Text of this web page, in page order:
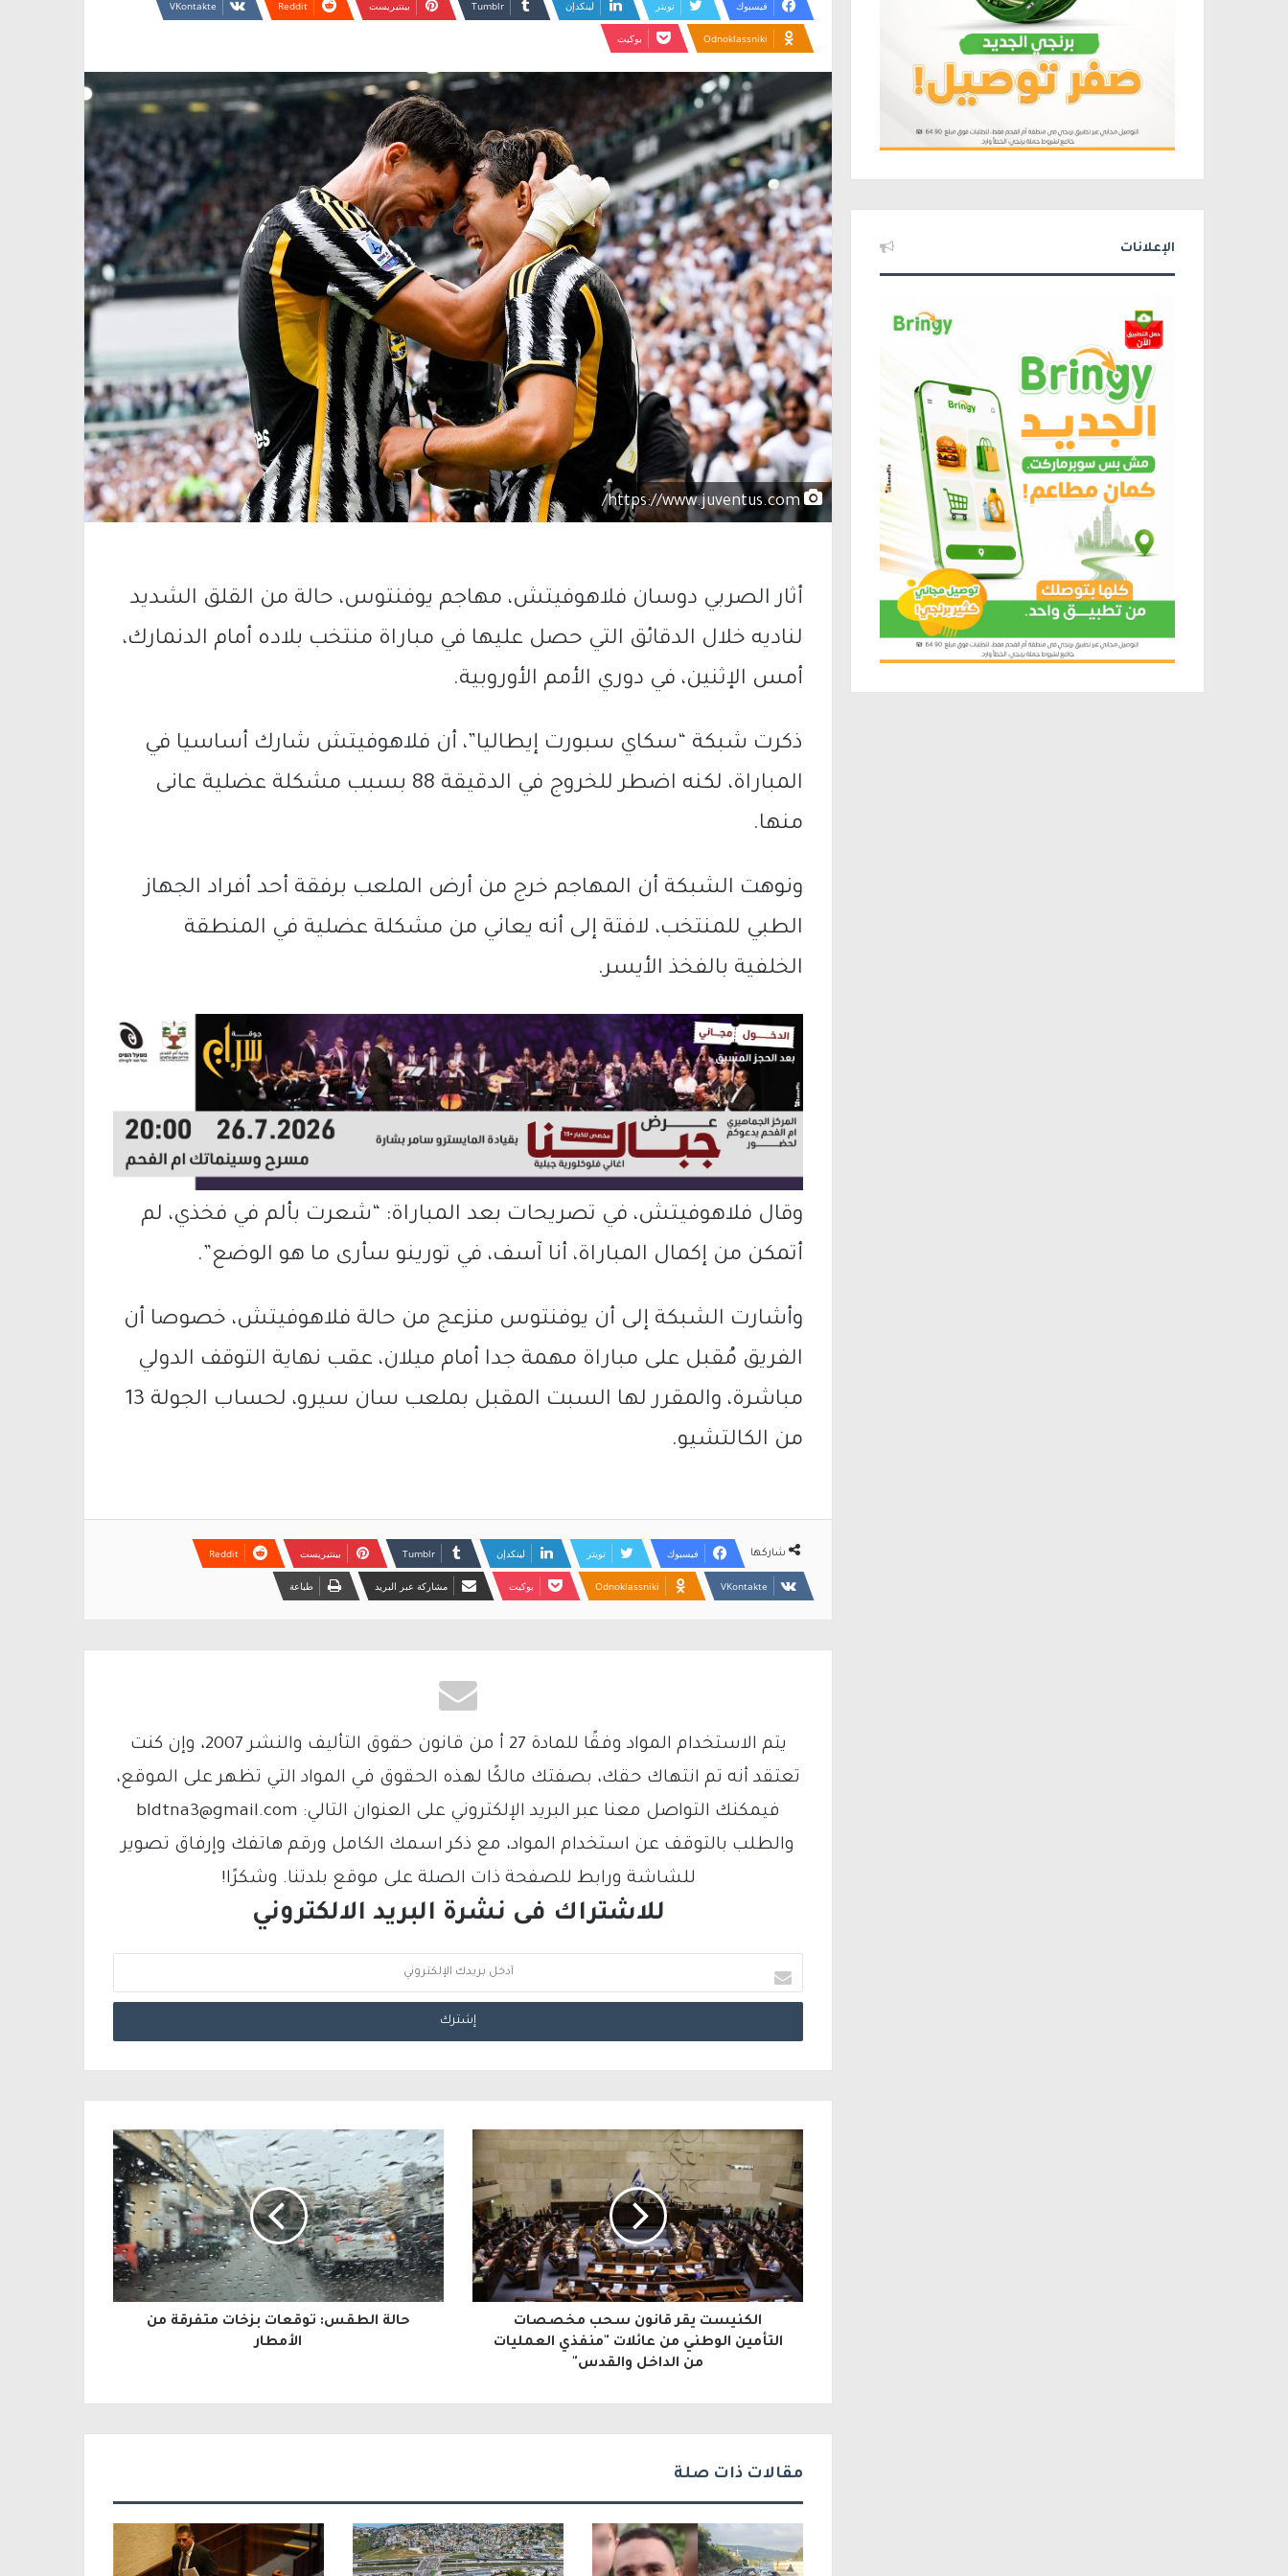
فيسبوك تويتر لينكدإن بينتيريست
Odnoklassniki بوكيت
https://www.juventus.com/
أثار الصربي دوسان فلاهوفيتش، مهاجم يوفنتوس، حالة من القلق الشديد
لناديه خلال الدقائق التي حصل عليها في مباراة منتخب بلاده أمام الدنمارك،
أمس الإثنين، في دوري الأمم الأوروبية.
ذكرت شبكة “سكاي سبورت إيطاليا”، أن فلاهوفيتش شارك أساسيا في
المباراة، لكنه اضطر للخروج في الدقيقة 88 بسبب مشكلة عضلية عانى
منها.
ونوهت الشبكة أن المهاجم خرج من أرض الملعب برفقة أحد أفراد الجهاز
الطبي للمنتخب، لافتة إلى أنه يعاني من مشكلة عضلية في المنطقة
الخلفية بالفخذ الأيسر.
وقال فلاهوفيتش، في تصريحات بعد المباراة: “شعرت بألم في فخذي، لم
أتمكن من إكمال المباراة، أنا آسف، في تورينو سأرى ما هو الوضع”.
وأشارت الشبكة إلى أن يوفنتوس منزعج من حالة فلاهوفيتش، خصوصا أن
الفريق مُقبل على مباراة مهمة جدا أمام ميلان، عقب نهاية التوقف الدولي
مباشرة، والمقرر لها السبت المقبل بملعب سان سيرو، لحساب الجولة 13
من الكالتشيو.
شاركها فيسبوك تويتر لينكدإن بينتيريست
Odnoklassniki بوكيت مشاركة عبر البريد طباعة
يتم الاستخدام المواد وفقًا للمادة 27 أ من قانون حقوق التأليف والنشر 2007، وإن كنت
تعتقد أنه تم انتهاك حقك، بصفتك مالكًا لهذه الحقوق في المواد التي تظهر على الموقع،
فيمكنك التواصل معنا عبر البريد الإلكتروني على العنوان التالي: bldtna3@gmail.com
والطلب بالتوقف عن استخدام المواد، مع ذكر اسمك الكامل ورقم هاتفك وإرفاق تصوير
للشاشة ورابط للصفحة ذات الصلة على موقع بلدتنا. وشكرًا!
للاشتراك فى نشرة البريد الالكتروني
د
خ
ل
ب
ر
ي
د
ك
ا
ل
ك
ت
ر
و
الكنيست يقر قانون سحب مخصصات
التأمين الوطني من عائلات "منفذي العمليات
من الداخل والقدس"
حالة الطقس: توقعات بزخات متفرقة من
الأمطار
مقالات ذات صلة
الإعلانات